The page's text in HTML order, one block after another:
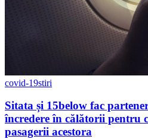
covid-19stiri
Sitata și 15below fac
încredere în călătorii pentru
pasagerii acestora